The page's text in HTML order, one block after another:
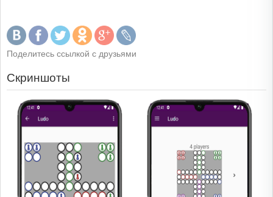
Поделитесь ссылкой с друзьями
Скриншоты